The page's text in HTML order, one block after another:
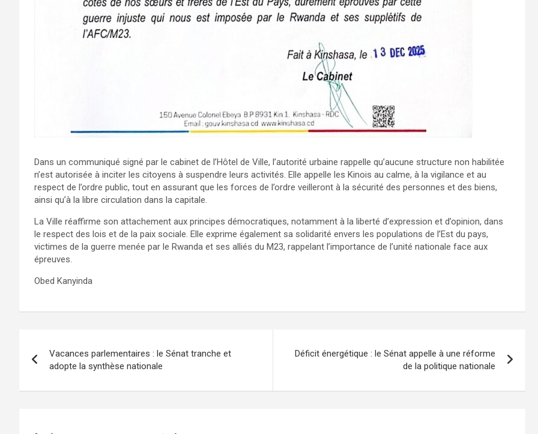
Dans un communiqué signé par le cabinet de l’Hôtel de Ville, l’autorité urbaine rappelle qu’aucune structure non habilitée
n’est autorisée à inciter les citoyens à suspendre leurs activités. Elle appelle les Kinois au calme, à la vigilance et au
respect de l’ordre public, tout en assurant que les forces de l’ordre veilleront à la sécurité des personnes et des biens,
ainsi qu’à la libre circulation dans la capitale.
La Ville réaffirme son attachement aux principes démocratiques, notamment à la liberté d’expression et d’opinion, dans
le respect des lois et de la paix sociale. Elle exprime également sa solidarité envers les populations de l’Est du pays,
victimes de la guerre menée par le Rwanda et ses alliés du M23, rappelant l’importance de l’unité nationale face aux
épreuves.
Obed Kanyinda
de
l’article
Vacances parlementaires : le Sénat tranche et
adopte la synthèse nationale
Déficit énergétique : le Sénat appelle à une réforme
de la politique nationale